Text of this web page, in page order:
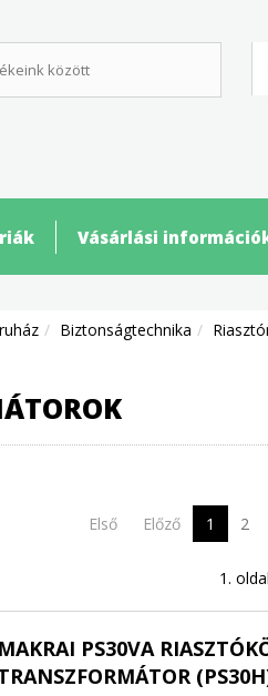
Vásárlási
Biztonságtechnika
Első Előző 1 2
1.
MAKRAI PS30VA